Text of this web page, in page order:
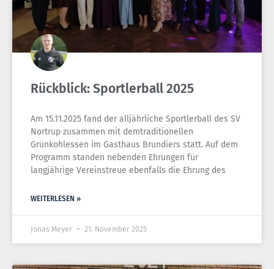
Rückblick: Sportlerball 2025
Am 15.11.2025 fand der alljährliche Sportlerball des SV
Nortrup zusammen mit demtraditionellen
Grünkohlessen im Gasthaus Brundiers statt. Auf dem
Programm standen nebenden Ehrungen für
langjährige Vereinstreue ebenfalls die Ehrung des
WEITERLESEN »
Jonas Meyer 21. November 2025